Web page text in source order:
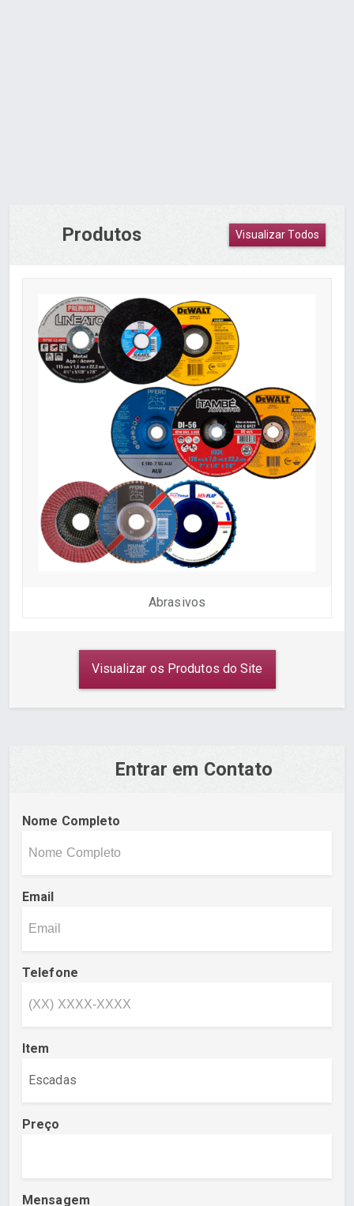
Produtos Visualizar Todos
Abrasivos
Visualizar os Produtos do Site
Entrar em Contato
Nome Completo
Email
Telefone
Item
Preço
Mensagem